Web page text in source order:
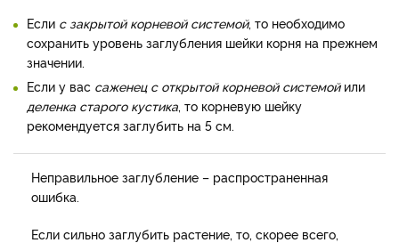
Если с закрытой корневой системой, то необходимо
сохранить уровень заглубления шейки корня на прежнем
значении.
Если у вас саженец с открытой корневой системойили
деленка старого кустика, то корневую шейку
рекомендуется заглубить на 5 см.
Неправильное заглубление – распространенная
ошибка.
Если сильно заглубить растение, то, скорее всего,